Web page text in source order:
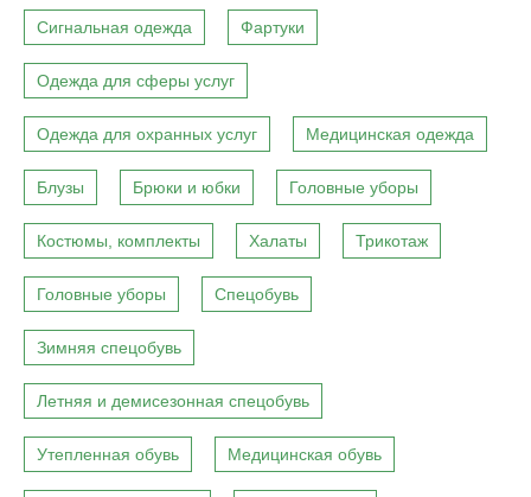
Сигнальная одежда Фартуки
Одежда для сферы услуг
Одежда для охранных услуг Медицинская одежда
Блузы Брюки и юбки Головные уборы
Костюмы, комплекты Халаты Трикотаж
Головные уборы Спецобувь
Зимняя спецобувь
Летняя и демисезонная спецобувь
Утепленная обувь Медицинская обувь